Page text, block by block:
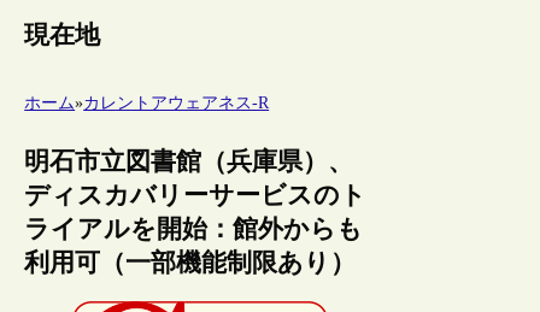
現在地
ホーム»カレントアウェアネス-R
明石市立図書館（兵庫県）、
ディスカバリーサービスのト
ライアルを開始：館外からも
利用可（一部機能制限あり）